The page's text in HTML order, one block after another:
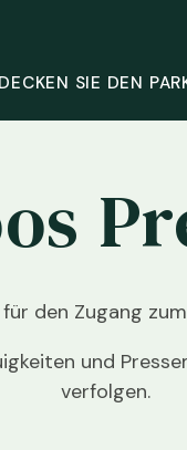
SIE DEN
für den Zugang
und
verfolgen.